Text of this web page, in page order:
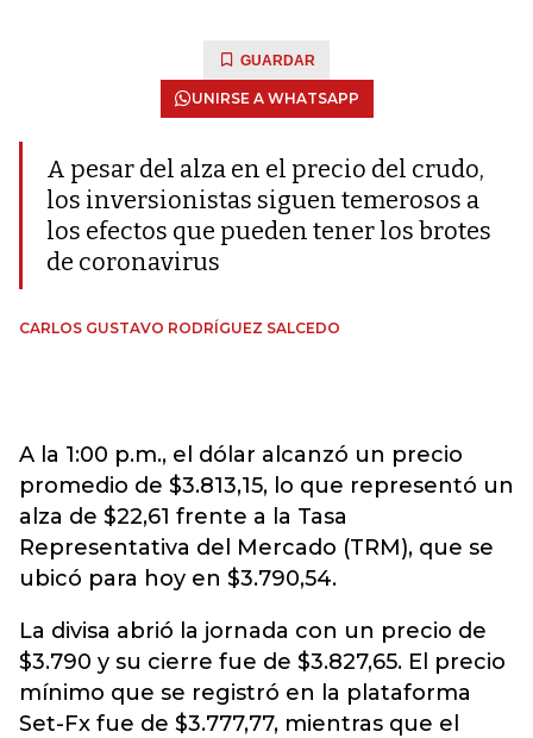
GUARDAR
UNIRSE A WHATSAPP
A pesar del alza en el precio del crudo,
los inversionistas siguen temerosos a
los efectos que pueden tener los brotes
de coronavirus
CARLOS GUSTAVO RODRÍGUEZ SALCEDO
A la 1:00 p.m., el dólar alcanzó un precio
promedio de $3.813,15, lo que representó un
alza de $22,61 frente a la Tasa
Representativa del Mercado (TRM), que se
ubicó para hoy en $3.790,54.
La divisa abrió la jornada con un precio de
$3.790 y su cierre fue de $3.827,65. El precio
mínimo que se registró en la plataforma
Set-Fx fue de $3.777,77, mientras que el